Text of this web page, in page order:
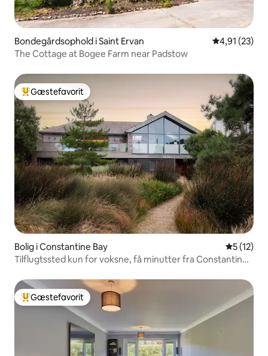
Bondegårdsophold i Saint Ervan 4,91 ud af 5
4,91 (23)
The Cottage at Bogee Farm near Padstow
Bedste gæstefavorit
Gæstefavorit
Bolig i Constantine Bay 5 ud af 5
5 (12)
Tilflugtssted kun for voksne, få minutter fra Constantine
Bedste gæstefavorit
Gæstefavorit